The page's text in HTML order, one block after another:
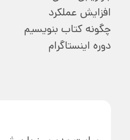
افزایش عملکرد
چگونه کتاب بنویسیم
دوره اینستاگرام